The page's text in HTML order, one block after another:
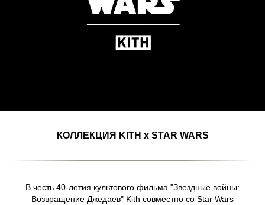
КОЛЛЕКЦИЯ KITH x STAR WARS
В честь 40-летия культового фильма "Звездные войны:
Возвращение Джедаев" Kith совместно со Star Wars